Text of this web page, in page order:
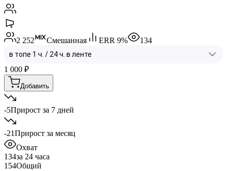
2 252 Смешанная ERR 9% 134
1 000 ₽
Добавить
-5Прирост за 7 дней
-21Прирост за месяц
Охват
134за 24 часа
154Общий